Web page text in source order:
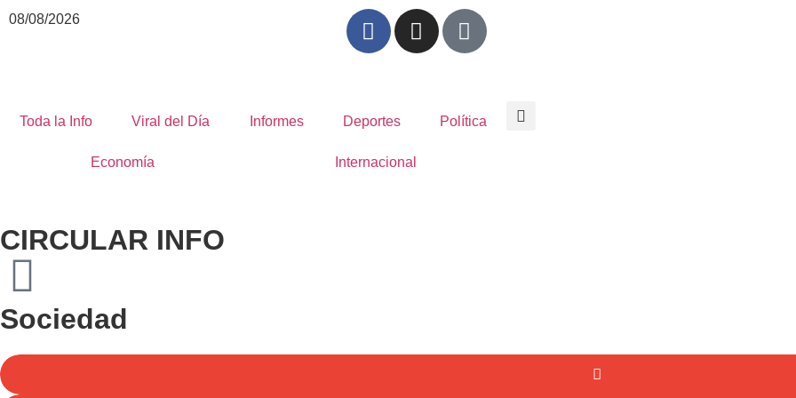
08/08/2026
Toda la Info Viral del Día Informes Deportes Política
Economía Internacional
CIRCULAR INFO
Sociedad